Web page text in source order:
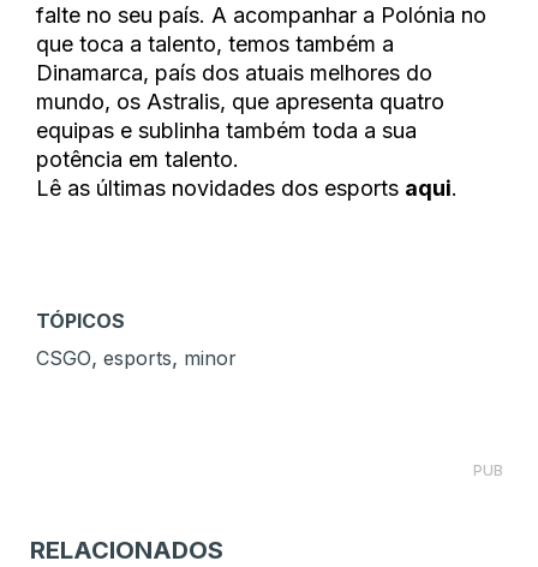
falte no seu país. A acompanhar a Polónia no
que toca a talento, temos também a
Dinamarca, país dos atuais melhores do
mundo, os Astralis, que apresenta quatro
equipas e sublinha também toda a sua
potência em talento.
Lê as últimas novidades dos esports aqui.
TÓPICOS
CSGO, esports, minor
PUB
RELACIONADOS